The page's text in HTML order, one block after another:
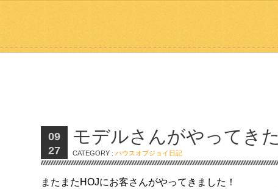
09
27
モデルさんがやってきた
CATEGORY :ハウスオブジョイ日記
またまたHOJにお客さんがやってきました！